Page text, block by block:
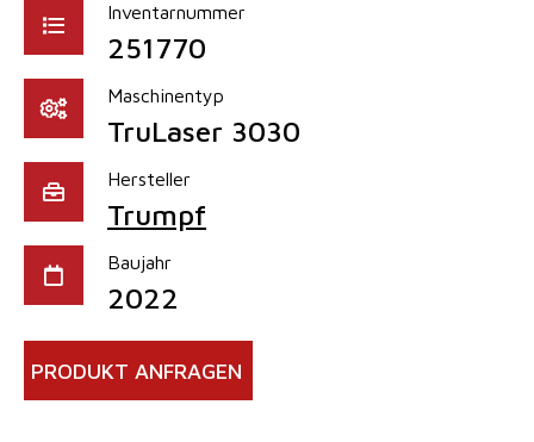
Inventarnummer
251770
Maschinentyp
TruLaser 3030
Hersteller
Trumpf
Baujahr
2022
PRODUKT ANFRAGEN